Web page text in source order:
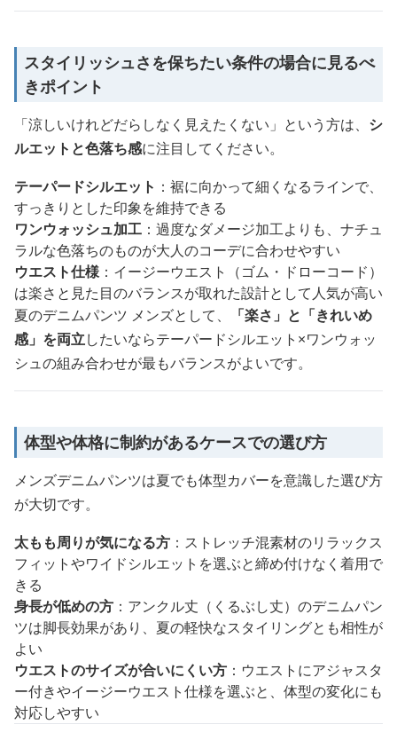
スタイリッシュさを保ちたい条件の場合に見るべ
きポイント
「涼しいけれどだらしなく見えたくない」という方は、 シ
ルエットと色落ち感に注目してください。
テーパードシルエット ：裾に向かって細くなるラインで、
すっきりとした印象を維持できる
ワンウォッシュ加工 ：過度なダメージ加工よりも、ナチュ
ラルな色落ちのものが大人のコーデに合わせやすい
ウエスト仕様：イージーウエスト（ゴム・ドローコード）
は楽さと見た目のバランスが取れた設計として人気が高い
夏のデニムパンツ メンズとして、
「楽さ」と「きれいめ
感」を両立したいならテーパードシルエット×ワンウォッ
シュの組み合わせが最もバランスがよいです。
体型や体格に制約があるケースでの選び方
メンズデニムパンツは夏でも体型カバーを意識した選び方
が大切です。
太もも周りが気になる方 ：ストレッチ混素材のリラックス
フィットやワイドシルエットを選ぶと締め付けなく着用で
きる
身長が低めの方 ：アンクル丈（くるぶし丈）のデニムパン
ツは脚長効果があり、夏の軽快なスタイリングとも相性が
よい
ウエストのサイズが合いにくい方 ：ウエストにアジャスタ
ー付きやイージーウエスト仕様を選ぶと、体型の変化にも
対応しやすい